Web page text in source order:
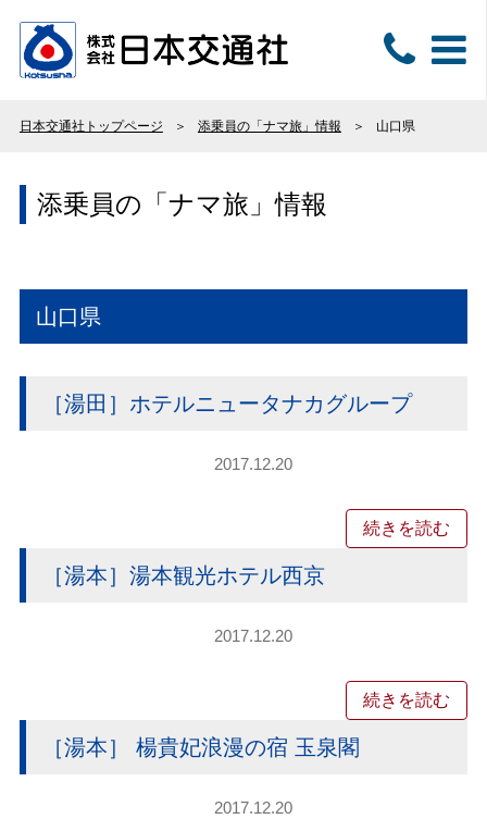
日本交通社トップページ 添乗員の「ナマ旅」情報 山口県
添乗員の「ナマ旅」情報
山口県
［湯田］ホテルニュータナカグループ
2017.12.20
続きを読む
［湯本］湯本観光ホテル西京
2017.12.20
続きを読む
［湯本］ 楊貴妃浪漫の宿 玉泉閣
2017.12.20